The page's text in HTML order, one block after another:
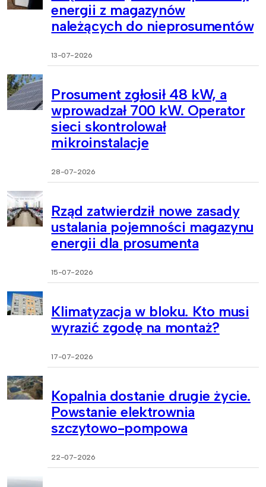
energii z magazynów
należących do nieprosumentów
13-07-2026
Prosument zgłosił 48 kW, a
wprowadzał 700 kW. Operator
sieci skontrolował
mikroinstalacje
28-07-2026
Rząd zatwierdził nowe zasady
ustalania pojemności magazynu
energii dla prosumenta
15-07-2026
Klimatyzacja w bloku. Kto musi
wyrazić zgodę na montaż?
17-07-2026
Kopalnia dostanie drugie życie.
Powstanie elektrownia
szczytowo-pompowa
22-07-2026